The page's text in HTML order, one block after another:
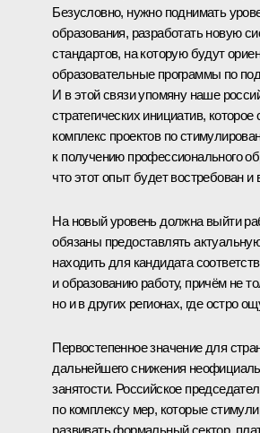
Безусловно, нужно поднимать
образования, разработать новую
стандартов, на которую будут
образовательные программы по
И в этой связи упомяну наше
стратегических инициатив,
комплекс проектов по
к получению профессионального
что этот опыт будет востребован и
На новый уровень должна выйти
обязаны предоставлять
находить для кандидата
и образованию работу, причём не
но и в других регионах, где остро
Первостепенное значение для
дальнейшего снижения
занятости. Российское
по комплексу мер, которые
развивать формальный сектор,